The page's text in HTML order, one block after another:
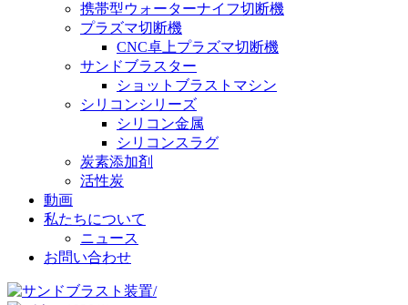
携帯型ウォーターナイフ切断機
プラズマ切断機
CNC卓上プラズマ切断機
サンドブラスター
ショットブラストマシン
シリコンシリーズ
シリコン金属
シリコンスラグ
炭素添加剤
活性炭
動画
私たちについて
ニュース
お問い合わせ